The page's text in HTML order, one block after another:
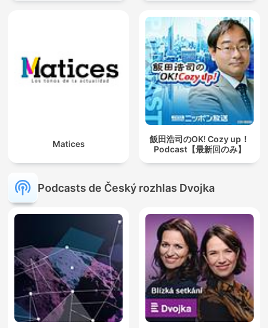
Matices
飯田浩司のOK! Cozy up！
Podcast【最新回のみ】
Podcasts de Český rozhlas Dvojka